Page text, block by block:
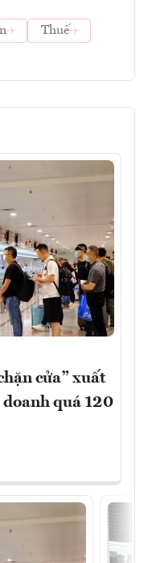
Thuế
cửa” xuất
quá 120